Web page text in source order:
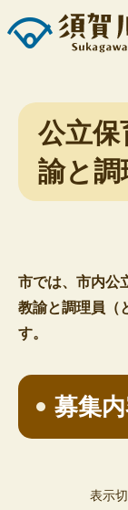
公立保
諭と
市では、市内公
教諭と調理員（
す。
募集
表
表示